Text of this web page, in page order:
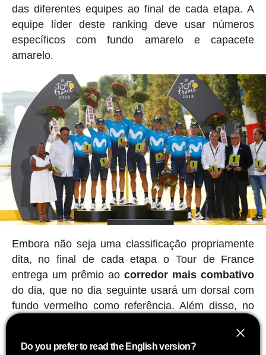
das diferentes equipes ao final de cada etapa. A
equipe líder deste ranking deve usar números
específicos com fundo amarelo e capacete
amarelo.
Embora não seja uma classificação propriamente
dita, no final de cada etapa o Tour de France
entrega um prêmio aocorredor mais combativo
do dia, que no dia seguinte usará um dorsal com
fundo vermelho como referência. Além disso, no
final do Tour de France, um júri escolhe o corredor
Do you prefer to read the English version?